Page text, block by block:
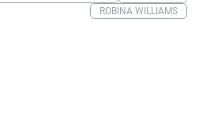
ROBINA WILLIAMS